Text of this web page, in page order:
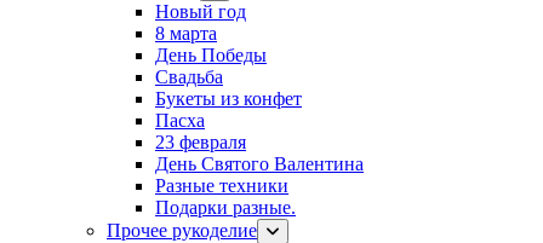
Новый год
8 марта
День Победы
Свадьба
Букеты из конфет
Пасха
23 февраля
День Святого Валентина
Разные техники
Подарки разные.
Прочее рукоделие